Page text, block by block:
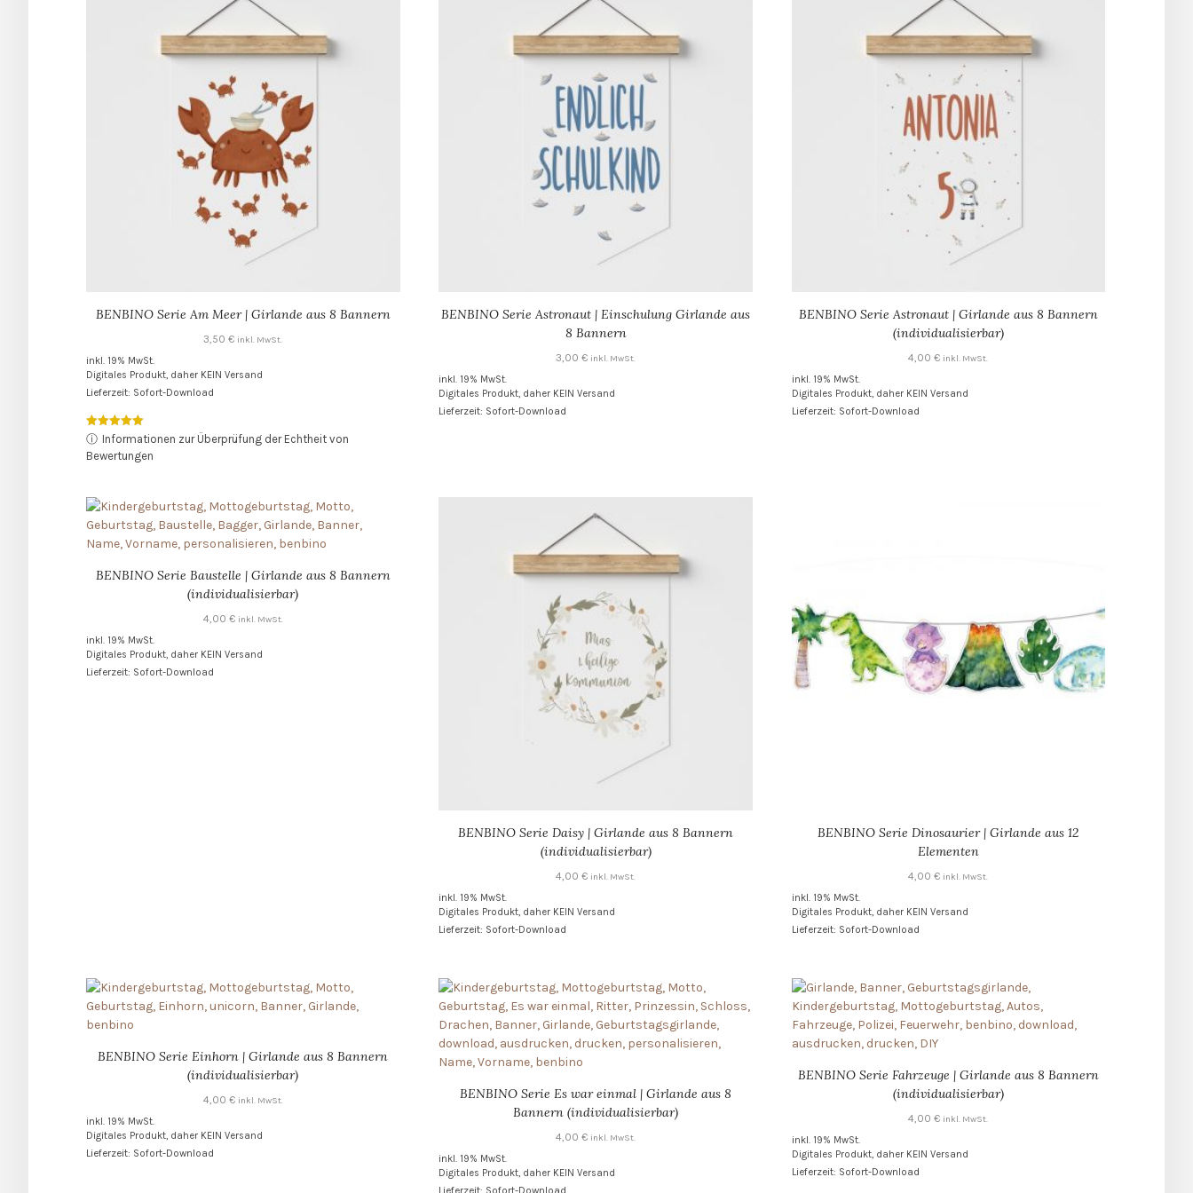
BENBINO Serie Am Meer | Girlande aus 8 Bannern
3,50€ inkl. MwSt.
inkl. 19% MwSt.
Digitales Produkt, daher KEIN Versand
Lieferzeit: Sofort-Download
Bewertet mit
5.00
von 5
ⓘ Informationen zur Überprüfung der Echtheit von
Bewertungen
BENBINO Serie Astronaut | Einschulung Girlande aus
8 Bannern
3,00€ inkl. MwSt.
inkl. 19% MwSt.
Digitales Produkt, daher KEIN Versand
Lieferzeit: Sofort-Download
BENBINO Serie Astronaut | Girlande aus 8 Bannern
(individualisierbar)
4,00€ inkl. MwSt.
inkl. 19% MwSt.
Digitales Produkt, daher KEIN Versand
Lieferzeit: Sofort-Download
BENBINO Serie Baustelle | Girlande aus 8 Bannern
(individualisierbar)
4,00 € inkl. MwSt.
inkl. 19% MwSt.
Digitales Produkt, daher KEIN Versand
Lieferzeit: Sofort-Download
BENBINO Serie Daisy | Girlande aus 8 Bannern
(individualisierbar)
4,00€ inkl. MwSt.
inkl. 19% MwSt.
Digitales Produkt, daher KEIN Versand
Lieferzeit: Sofort-Download
BENBINO Serie Dinosaurier | Girlande aus 12
Elementen
4,00€ inkl. MwSt.
inkl. 19% MwSt.
Digitales Produkt, daher KEIN Versand
Lieferzeit: Sofort-Download
BENBINO Serie Einhorn | Girlande aus 8 Bannern
(individualisierbar)
4,00 € inkl. MwSt.
inkl. 19% MwSt.
Digitales Produkt, daher KEIN Versand
Lieferzeit: Sofort-Download
BENBINO Serie Es war einmal | Girlande aus 8
Bannern (individualisierbar)
4,00€ inkl. MwSt.
inkl. 19% MwSt.
Digitales Produkt, daher KEIN Versand
Lieferzeit: Sofort-Download
BENBINO Serie Fahrzeuge | Girlande aus 8 Bannern
(individualisierbar)
4,00€ inkl. MwSt.
inkl. 19% MwSt.
Digitales Produkt, daher KEIN Versand
Lieferzeit: Sofort-Download